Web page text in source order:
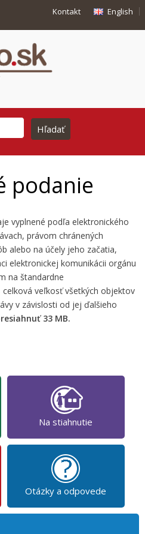
Kontakt English
podanie
vyplnené podľa elektronického
právom chránených
alebo na účely jeho začatia,
elektronickej komunikácii orgánu
na štandardne
veľkosť všetkých objektov
v závislosti od jej ďalšieho
33 MB.
Na stiahnutie
Otázky a odpovede